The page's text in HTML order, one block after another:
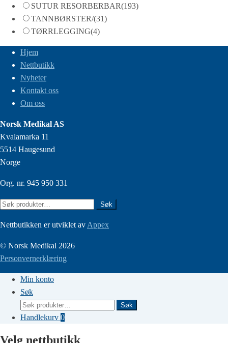
SUTUR RESORBERBAR(193)
TANNBØRSTER/(31)
TØRRLEGGING(4)
Hjem
Nettbutikk
Nyheter
Kontakt oss
Om oss
Norsk Medikal AS
Kvalamarka 11
5514 Haugesund
Norge
Org. nr. 945 950 331
Søk
Søk
Nettbutikken er utviklet av Appex
© Norsk Medikal 2026
Personvernerklæring
Min konto
Søk
Søk
etter:
Søk
Handlekurv 0
Velg nettbutikk